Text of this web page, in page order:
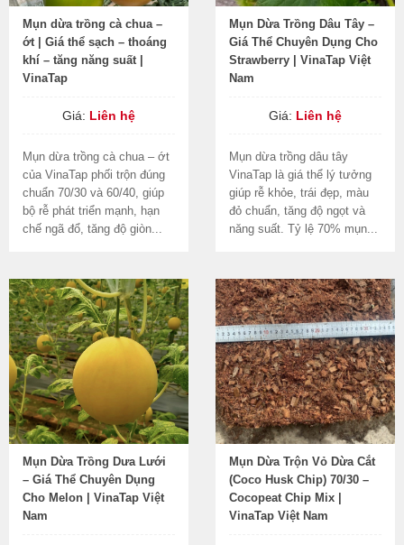
Mụn dừa trồng cà chua –
ớt | Giá thể sạch – thoáng
khí – tăng năng suất |
VinaTap
Giá: Liên hệ
Mụn dừa trồng cà chua – ớt
của VinaTap phối trộn đúng
chuẩn 70/30 và 60/40, giúp
bộ rễ phát triển mạnh, hạn
chế ngã đổ, tăng độ giòn...
Mụn Dừa Trồng Dâu Tây –
Giá Thể Chuyên Dụng Cho
Strawberry | VinaTap Việt
Nam
Giá: Liên hệ
Mụn dừa trồng dâu tây
VinaTap là giá thể lý tưởng
giúp rễ khỏe, trái đẹp, màu
đỏ chuẩn, tăng độ ngọt và
năng suất. Tỷ lệ 70% mụn...
Mụn Dừa Trồng Dưa Lưới
– Giá Thể Chuyên Dụng
Cho Melon | VinaTap Việt
Nam
Mụn Dừa Trộn Vỏ Dừa Cắt
(Coco Husk Chip) 70/30 –
Cocopeat Chip Mix |
VinaTap Việt Nam